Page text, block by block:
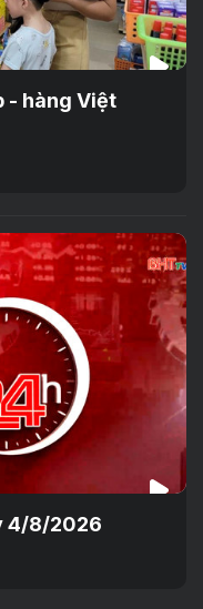
- hàng Việt
4/8/2026